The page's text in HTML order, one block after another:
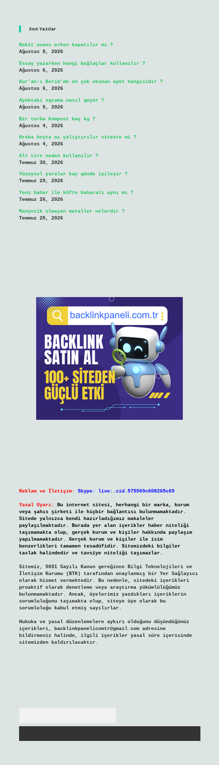
Son Yazılar
Nakit avans erken kapatılır mı ?
Ağustos 8, 2026
Essay yazarken hangi bağlaçlar kullanılır ?
Ağustos 6, 2026
Kur’an-ı Kerim’de en çok okunan ayet hangisidir ?
Ağustos 6, 2026
Ayaktaki egzama nasıl geçer ?
Ağustos 5, 2026
Bir torba kompost kaç kg ?
Ağustos 4, 2026
Araba boşta mı çalıştırılır viteste mi ?
Ağustos 4, 2026
Alt tire neden kullanılır ?
Temmuz 30, 2026
Yüzeysel yaralar kaç günde iyileşir ?
Temmuz 29, 2026
Yeni bahar ile köfte baharatı aynı mı ?
Temmuz 26, 2026
Manyetik olmayan metaller nelerdir ?
Temmuz 25, 2026
Reklam ve İletişim: Skype: live:.cid.575569c608265c69
Yasal Uyarı:
Bu internet sitesi, herhangi bir marka, kurum
veya şahıs şirketi ile hiçbir bağlantısı bulunmamaktadır.
Sitede yalnızca kendi hazırladığımız makaleler
paylaşılmaktadır. Burada yer alan içerikler haber niteliği
taşımamakta olup, gerçek kurum ve kişiler hakkında paylaşım
yapılmamaktadır. Gerçek kurum ve kişiler ile isim
benzerlikleri tamamen tesadüfidir. Sitemizdeki bilgiler
taslak halindedir ve tavsiye niteliği taşımazlar.
Sitemiz, 5651 Sayılı Kanun gereğince Bilgi Teknolojileri ve
İletişim Kurumu (BTK) tarafından onaylanmış bir Yer Sağlayıcı
olarak hizmet vermektedir. Bu nedenle, sitedeki içerikleri
proaktif olarak denetleme veya araştırma yükümlülüğümüz
bulunmamaktadır. Ancak, üyelerimiz yazdıkları içeriklerin
sorumluluğunu taşımakta olup, siteye üye olarak bu
sorumluluğu kabul etmiş sayılırlar.
Hukuka ve yasal düzenlemelere aykırı olduğunu düşündüğünüz
içerikleri, backlinkpanelicomtr@gmail.comadresine
bildirmeniz halinde, ilgili içerikler yasal süre içerisinde
sitemizden kaldırılacaktır.